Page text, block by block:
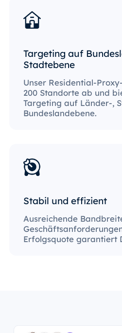
Targeting auf
Stadtebene
Unser Residential-
200 Standorte ab und
Targeting auf Länder-,
Bundeslandebene.
Stabil und effizient
Ausreichende
Erfolgsquote garantiert